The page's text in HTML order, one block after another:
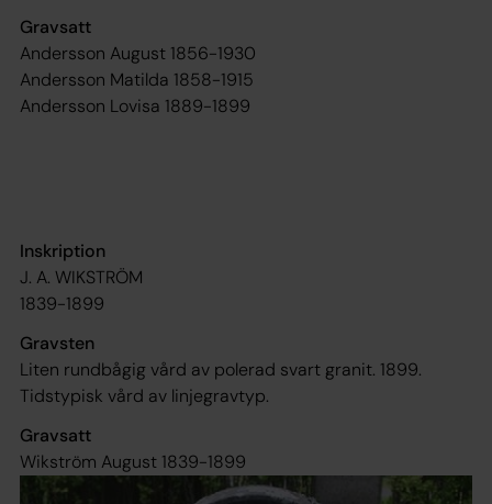
Gravsatt
Andersson August 1856-1930
Andersson Matilda 1858-1915
Andersson Lovisa 1889-1899
Inskription
J. A. WIKSTRÖM
1839-1899
Gravsten
Liten rundbågig vård av polerad svart granit. 1899.
Tidstypisk vård av linjegravtyp.
Gravsatt
Wikström August 1839-1899